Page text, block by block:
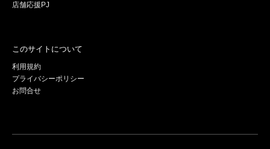
店舗応援PJ
このサイトについて
利用規約
プライバシーポリシー
お問合せ